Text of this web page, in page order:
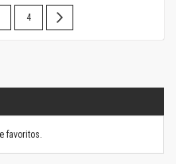
Página
4
favoritos.